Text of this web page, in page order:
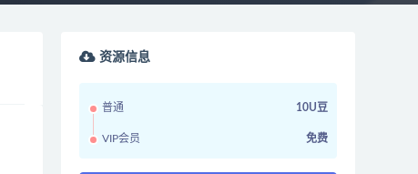
资源信息
普通 10U豆
VIP会员 免费